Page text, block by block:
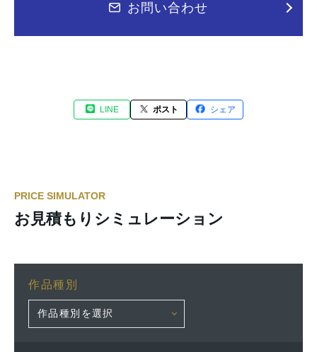
お問い合わせ
LINE ポスト シェア
PRICE SIMULATOR
お見積もりシミュレーション
作品種別